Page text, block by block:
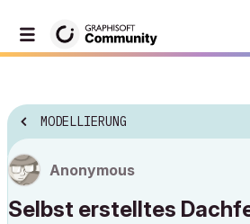
MODELLIERUNG
Anonymous
Selbst erstelltes